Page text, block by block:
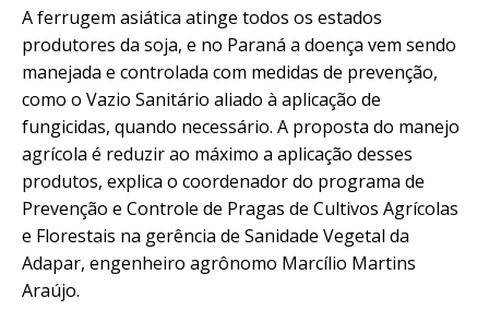
A ferrugem asiática atinge todos os estados
produtores da soja, e no Paraná a doença vem sendo
manejada e controlada com medidas de prevenção,
como o Vazio Sanitário aliado à aplicação de
fungicidas, quando necessário. A proposta do manejo
agrícola é reduzir ao máximo a aplicação desses
produtos, explica o coordenador do programa de
Prevenção e Controle de Pragas de Cultivos Agrícolas
e Florestais na gerência de Sanidade Vegetal da
Adapar, engenheiro agrônomo Marcílio Martins
Araújo.